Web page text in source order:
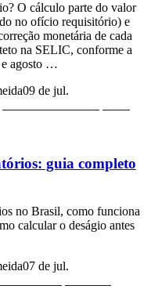
O cálculo parte do valor
no ofício requisitório) e
monetária de cada
na SELIC, conforme a
e agosto …
09 de jul.
guia completo
no Brasil, como funciona
calcular o deságio antes
07 de jul.